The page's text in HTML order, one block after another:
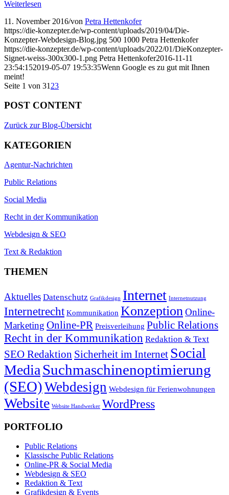
Weiterlesen
11. November 2016/von Petra Hettenkofer
https://die-konzepter.de/wp-content/uploads/2019/04/Die-
Konzepter-Webdesign-Blog.jpg 500 1000 Petra Hettenkofer
https://die-konzepter.de/wp-content/uploads/2022/01/DieKonzepter-
Signet-weiss-300x300-1.png Petra Hettenkofer2016-11-11
23:54:152019-05-07 19:53:35Wenn Google es zu gut mit Ihnen
meint!
Seite 1 von 31 23
POST CONTENT
Zurück zur Blog-Übersicht
KATEGORIEN
Agentur-Nachrichten
Public Relations
Social Media
Recht in der Kommunikation
Webdesign & SEO
Text & Redaktion
THEMEN
Aktuelles Datenschutz Grafikdesign Internet Internetnutzung
Internetrecht Kommunikation KonzeptionOnline-
Marketing Online-PR Preisverleihung Public Relations
Recht in der Kommunikation Redaktion & Text
SEO Redaktion Sicherheit im Internet Social
Media Suchmaschinenoptimierung
(SEO)Webdesign Webdesign für Ferienwohnungen
Website Website Handwerker WordPress
PORTFOLIO
Public Relations
Klassische Public Relations
Online-PR & Social Media
Webdesign & SEO
Redaktion & Text
Grafikdesign & Events